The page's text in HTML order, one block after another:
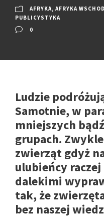
AFRYKA, AFRYKA
PUBLICYSTYKA
0
Ludzie
Samotnie, w
mniejszych
grupach.
zwierząt gdyż
ulubieńcy
dalekimi
tak, że
bez naszej